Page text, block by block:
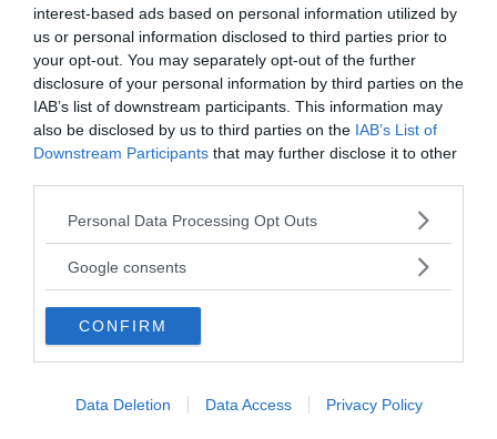
interest-based ads based on personal information utilized by
us or personal information disclosed to third parties prior to
your opt-out. You may separately opt-out of the further
disclosure of your personal information by third parties on the
IAB’s list of downstream participants. This information may
also be disclosed by us to third parties on the IAB’s List of
Downstream Participants that may further disclose it to other
Please note that this website/app uses one or more Google
not limited to your visit or usage behaviour. You may click to
use your data for below specified purposes in below Google
consent section.
Personal Data Processing Opt Outs
Google consents
CONFIRM
Data Deletion Data Access Privacy Policy